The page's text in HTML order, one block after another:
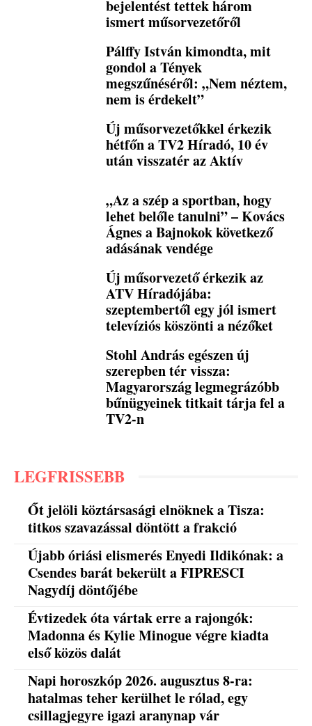
bejelentést tettek három
ismert műsorvezetőről
Pálffy István kimondta, mit
gondol a Tények
megszűnéséről: „Nem néztem,
nem is érdekelt”
Új műsorvezetőkkel érkezik
hétfőn a TV2 Híradó, 10 év
után visszatér az Aktív
„Az a szép a sportban, hogy
lehet belőle tanulni” – Kovács
Ágnes a Bajnokok következő
adásának vendége
Új műsorvezető érkezik az
ATV Híradójába:
szeptembertől egy jól ismert
televíziós köszönti a nézőket
Stohl András egészen új
szerepben tér vissza:
Magyarország legmegrázóbb
bűnügyeinek titkait tárja fel a
TV2-n
LEGFRISSEBB
Őt jelöli köztársasági elnöknek a Tisza:
titkos szavazással döntött a frakció
Újabb óriási elismerés Enyedi Ildikónak: a
Csendes barát bekerült a FIPRESCI
Nagydíj döntőjébe
Évtizedek óta vártak erre a rajongók:
Madonna és Kylie Minogue végre kiadta
első közös dalát
Napi horoszkóp 2026. augusztus 8-ra:
hatalmas teher kerülhet le rólad, egy
csillagjegyre igazi aranynap vár